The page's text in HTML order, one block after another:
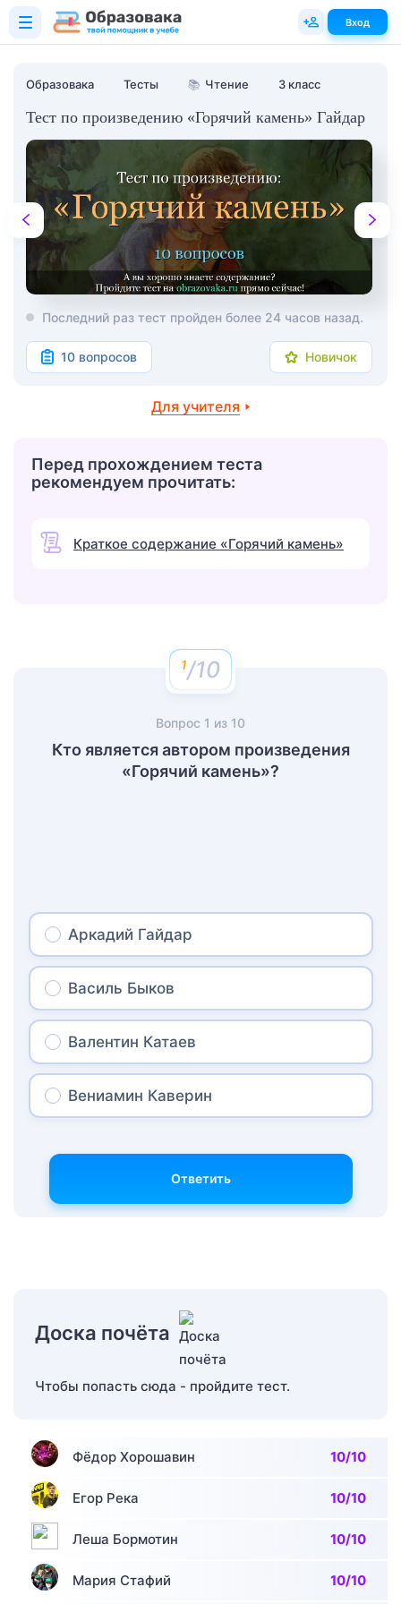
Образовака Тесты 📚 Чтение 3 класс
Тест по произведению «Горячий камень» Гайдар
Последний раз тест пройден более 24 часов назад.
10 вопросов Новичок
Для учителя
Перед прохождением теста
рекомендуем прочитать:
Краткое содержание «Горячий камень»
/10
Вопрос 1 из 10
Кто является автором произведения
«Горячий камень»?
Аркадий Гайдар
Василь Быков
Валентин Катаев
Вениамин Каверин
Ответить
Доска почёта
Чтобы попасть сюда - пройдите тест.
Фёдор Хорошавин 10/10
Егор Река 10/10
Леша Бормотин 10/10
Мария Стафий 10/10
Вход